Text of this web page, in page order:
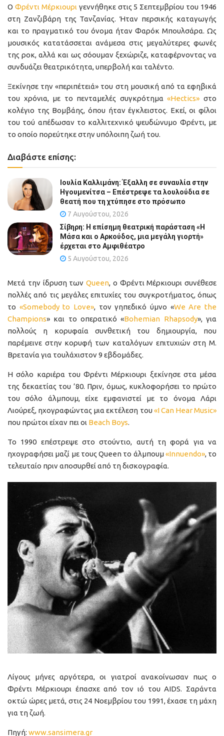
Ο Φρέντι Μέρκιουρι γεννήθηκε στις 5 Σεπτεμβρίου του 1946
στη Ζανζιβάρη της Τανζανίας. Ήταν περσικής καταγωγής
και το πραγματικό του όνομα ήταν Φαρόκ Μπουλσάρα. Ως
μουσικός κατατάσσεται ανάμεσα στις μεγαλύτερες φωνές
της ροκ, αλλά και ως σόουμαν ξεχώριζε, καταφέρνοντας να
συνδυάζει θεατρικότητα, υπερβολή και ταλέντο.
Ξεκίνησε την «περιπέτειά» του στη μουσική από τα εφηβικά
του χρόνια, με το πενταμελές συγκρότημα«Hectics» στο
κολέγιο της Βομβάης, όπου ήταν έγκλειστος. Εκεί, οι φίλοι
του τού απέδωσαν το καλλιτεχνικό ψευδώνυμο Φρέντι, με
το οποίο πορεύτηκε στην υπόλοιπη ζωή του.
Διαβάστε επίσης:
Ιουλία Καλλιμάνη: Έξαλλη σε συναυλία στην
Ηγουμενίτσα – Επέστρεψε τα λουλούδια σε
θεατή που τη χτύπησε στο πρόσωπο
7 Αυγούστου, 2026
Σίβηρη: Η επίσημη θεατρική παράσταση «Η
Μάσα και ο Αρκούδος, μια μεγάλη γιορτή»
έρχεται στο Αμφιθέατρο
5 Αυγούστου, 2026
Μετά την ίδρυση των Queen, ο Φρέντι Μέρκιουρι συνέθεσε
πολλές από τις μεγάλες επιτυχίες του συγκροτήματος, όπως
το «Somebody to Love», τον γηπεδικό ύμνο «We Are the
Champions» και το οπερατικό «Bohemian Rhapsody», για
πολλούς η κορυφαία συνθετική του δημιουργία, που
παρέμεινε στην κορυφή των καταλόγων επιτυχιών στη Μ.
Βρετανία για τουλάχιστον 9 εβδομάδες.
Η σόλο καριέρα του Φρέντι Μέρκιουρι ξεκίνησε στα μέσα
της δεκαετίας του ’80. Πριν, όμως, κυκλοφορήσει το πρώτο
του σόλο άλμπουμ, είχε εμφανιστεί με το όνομα Λάρι
Λιούρεξ, ηχογραφώντας μια εκτέλεση του«I Can Hear Music»
που πρώτοι είχαν πει οι Beach Boys.
Το 1990 επέστρεψε στο στούντιο, αυτή τη φορά για να
ηχογραφήσει μαζί με τους Queen το άλμπουμ«Innuendo», το
τελευταίο πριν αποσυρθεί από τη δισκογραφία.
Λίγους μήνες αργότερα, οι γιατροί ανακοίνωσαν πως ο
Φρέντι Μέρκιουρι έπασχε από τον ιό του AIDS. Σαράντα
οκτώ ώρες μετά, στις 24 Νοεμβρίου του 1991, έχασε τη μάχη
για τη ζωή.
Πηγή: www.sansimera.gr